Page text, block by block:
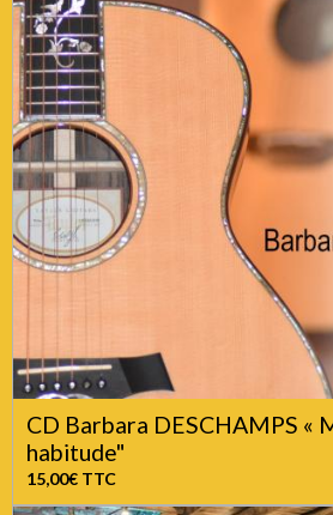
CD Barbara DESCHAMPS «
habitude"
15,00€ TTC